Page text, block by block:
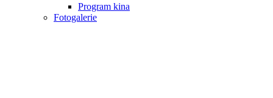
Program kina
Fotogalerie